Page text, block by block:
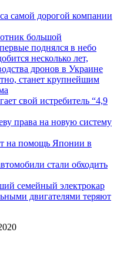
самой дорогой компании
большой
поднялся в небо
несколько лет,
дронов в Украине
станет крупнейшим
свой истребитель “4,9
права на новую систему
на помощь Японии в
стали обходить
семейный электрокар
двигателями теряют